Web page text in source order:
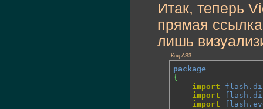
Итак, теперь
прямая
лишь
Код AS3:
package
{
import
import
import